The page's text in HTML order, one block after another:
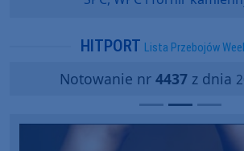
HITPORT Lista Przebojów
Notowanie nr 4437z dnia